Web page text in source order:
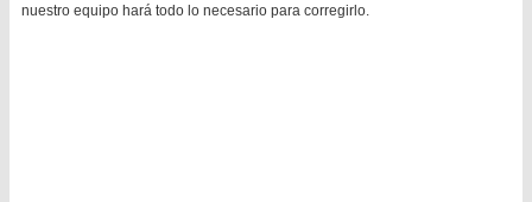
nuestro equipo hará todo lo necesario para corregirlo.